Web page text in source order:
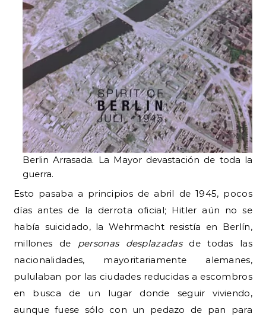
Berlin Arrasada. La Mayor devastación de toda la
guerra.
Esto pasaba a principios de abril de 1945, pocos
días antes de la derrota oficial; Hitler aún no se
había suicidado, la Wehrmacht resistía en Berlín,
millones de personas desplazadasde todas las
nacionalidades, mayoritariamente alemanes,
pululaban por las ciudades reducidas a escombros
en busca de un lugar donde seguir viviendo,
aunque fuese sólo con un pedazo de pan para